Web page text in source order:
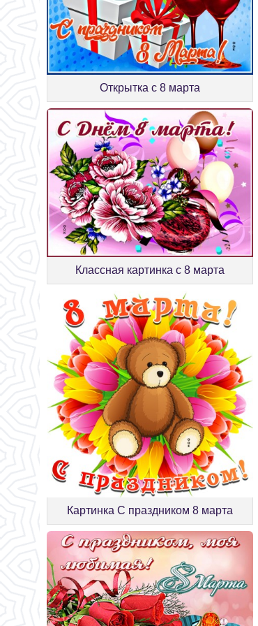
Открытка с 8 марта
Классная картинка с 8 марта
Картинка С праздником 8 марта